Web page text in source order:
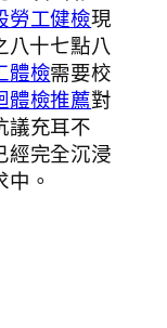
勞工健檢現
八十七點八
體檢需要校
體檢推薦對
議充耳不
經完全沉浸
。